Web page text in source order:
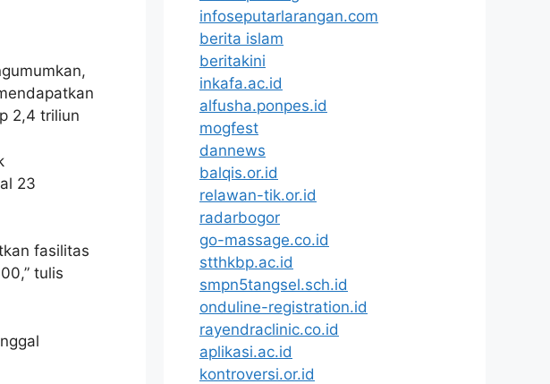
2,4 triliun
23
fasilitas
tulis
infoseputarlarangan.com
berita islam
beritakini
inkafa.ac.id
alfusha.ponpes.id
mogfest
dannews
balqis.or.id
relawan-tik.or.id
radarbogor
go-massage.co.id
stthkbp.ac.id
smpn5tangsel.sch.id
onduline-registration.id
rayendraclinic.co.id
aplikasi.ac.id
kontroversi.or.id